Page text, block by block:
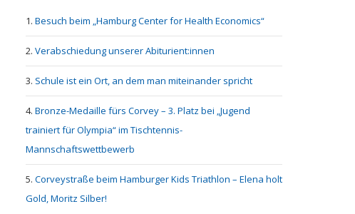
Besuch beim „Hamburg Center for Health Economics“
Verabschiedung unserer Abiturient:innen
Schule ist ein Ort, an dem man miteinander spricht
Bronze-Medaille fürs Corvey – 3. Platz bei „Jugend
trainiert für Olympia“ im Tischtennis-
Mannschaftswettbewerb
Corveystraße beim Hamburger Kids Triathlon – Elena holt
Gold, Moritz Silber!